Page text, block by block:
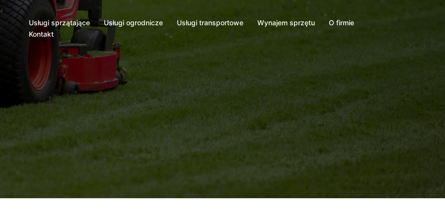
Usługi sprzątające Usługi ogrodnicze Usługi transportowe Wynajem sprzętu
O firmie
Kontakt